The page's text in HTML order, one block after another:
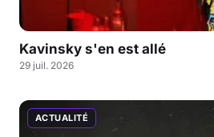
Kavinsky s'en est allé
29 juil. 2026
ACTUALITÉ